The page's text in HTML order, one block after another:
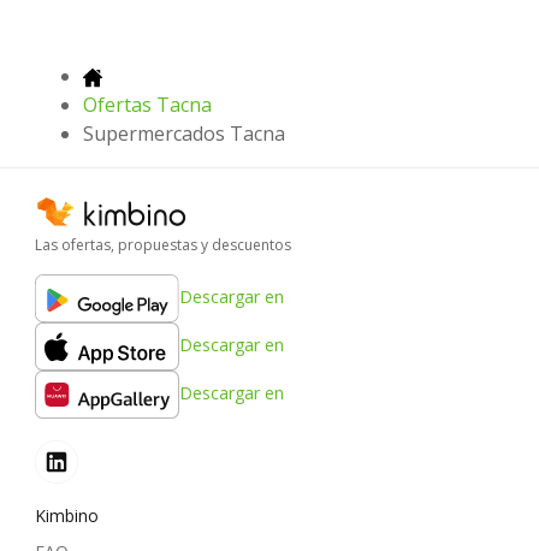
Ofertas Tacna
Supermercados Tacna
Las ofertas, propuestas y descuentos
Descargar en
Descargar en
Descargar en
Kimbino